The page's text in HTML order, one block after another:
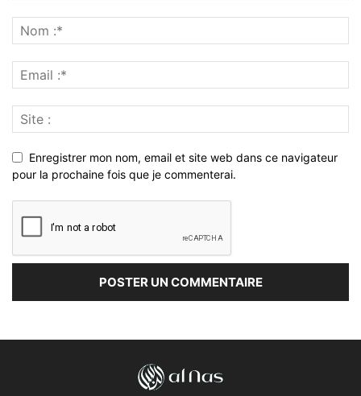
Enregistrer mon nom, email et site web dans ce navigateur
pour la prochaine fois que je commenterai.